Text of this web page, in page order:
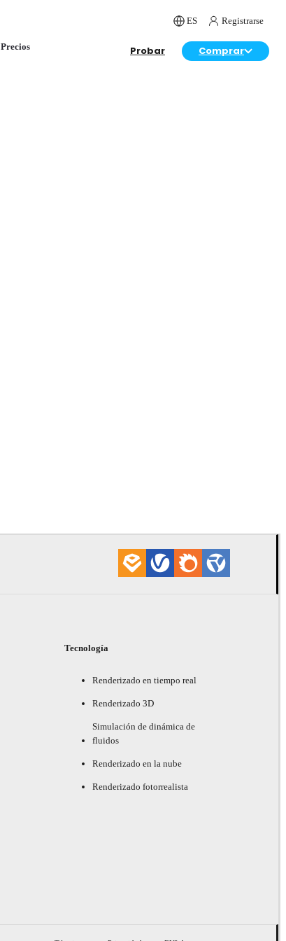
ES Registrarse
Precios Probar Comprar
Tecnología
Renderizado en tiempo real
Renderizado 3D
Simulación de dinámica de
fluidos
Renderizado en la nube
Renderizado fotorrealista